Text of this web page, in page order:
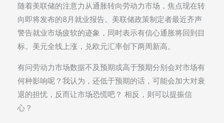
随着美联储的注意力从通胀转向劳动力市场，焦点现在转
向即将发布的8月就业报告。美联储政策制定者最近齐声
警告就业市场疲软的迹象，同时表示有信心通胀将回到目
标。美元全线上涨，兑欧元汇率创下两周新高。
有问劳动力市场数据不及预期或高于预期分别会对市场有
何种影响呢？我认为，还低于预期的话，可能会加大对衰
退的担忧，反而让市场恐慌吧？ 相反，则可以提振信
心？